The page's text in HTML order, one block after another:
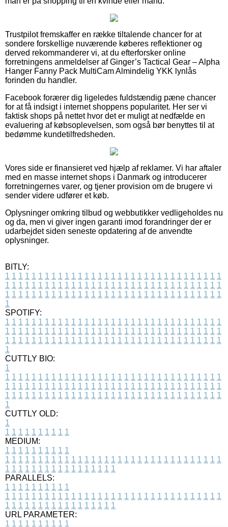
Trustpilot fremskaffer en række tiltalende chancer for at
sondere forskellige nuværende køberes reflektioner og
derved rekommanderer vi, at du efterforsker online
forretningens anmeldelser af Ginger’s Tactical Gear – Alpha
Hanger Fanny Pack MultiCam Almindelig YKK lynlås
forinden du handler.
Facebook forærer dig ligeledes fuldstændig pæne chancer
for at få indsigt i internet shoppens popularitet. Her ser vi
faktisk shops på nettet hvor det er muligt at nedfælde en
evaluering af købsoplevelsen, som også bør benyttes til at
bedømme kundetilfredsheden.
Vores side er finansieret ved hjælp af reklamer. Vi har aftaler
med en masse internet shops i Danmark og introducerer
forretningernes varer, og tjener provision om de brugere vi
sender videre udfører et køb.
Oplysninger omkring tilbud og webbutikker vedligeholdes nu
og da, men vi giver ingen garanti imod forandringer der er
udarbejdet siden seneste opdatering af de anvendte
oplysninger.
BITLY:
1 1 1 1 1 1 1 1 1 1 1 1 1 1 1 1 1 1 1 1 1 1 1 1 1 1 1 1 1 1 1 1 1
1 1 1 1 1 1 1 1 1 1 1 1 1 1 1 1 1 1 1 1 1 1 1 1 1 1 1 1 1 1 1 1 1
1 1 1 1 1 1 1 1 1 1 1 1 1 1 1 1 1 1 1 1 1 1 1 1 1 1 1 1 1 1 1 1 1
1
SPOTIFY:
1 1 1 1 1 1 1 1 1 1 1 1 1 1 1 1 1 1 1 1 1 1 1 1 1 1 1 1 1 1 1 1 1
1 1 1 1 1 1 1 1 1 1 1 1 1 1 1 1 1 1 1 1 1 1 1 1 1 1 1 1 1 1 1 1 1
1 1 1 1 1 1 1 1 1 1 1 1 1 1 1 1 1 1 1 1 1 1 1 1 1 1 1 1 1 1 1 1 1
1
CUTTLY BIO:
1
1 1 1 1 1 1 1 1 1 1 1 1 1 1 1 1 1 1 1 1 1 1 1 1 1 1 1 1 1 1 1 1 1
1 1 1 1 1 1 1 1 1 1 1 1 1 1 1 1 1 1 1 1 1 1 1 1 1 1 1 1 1 1 1 1 1
1 1 1 1 1 1 1 1 1 1 1 1 1 1 1 1 1 1 1 1 1 1 1 1 1 1 1 1 1 1 1 1 1
1
CUTTLY OLD:
1
1 1 1 1 1 1 1 1 1 1
MEDIUM:
1 1 1 1 1 1 1 1 1 1
1 1 1 1 1 1 1 1 1 1 1 1 1 1 1 1 1 1 1 1 1 1 1 1 1 1 1 1 1 1 1 1 1
1 1 1 1 1 1 1 1 1 1 1 1 1 1 1 1 1
PARALLELS:
1 1 1 1 1 1 1 1 1 1
1 1 1 1 1 1 1 1 1 1 1 1 1 1 1 1 1 1 1 1 1 1 1 1 1 1 1 1 1 1 1 1 1
1 1 1 1 1 1 1 1 1 1 1 1 1 1 1 1 1
URL PARAMETER:
1 1 1 1 1 1 1 1 1 1